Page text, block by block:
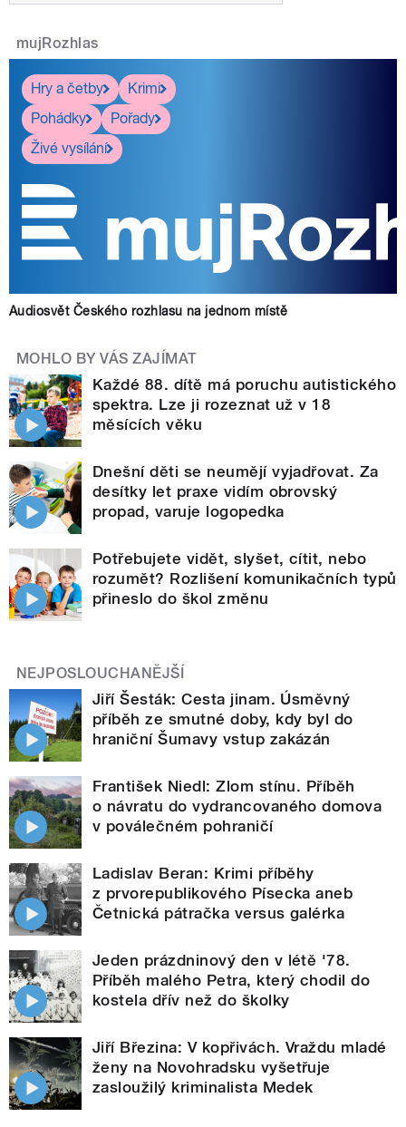
mujRozhlas
Hry a četby
Krimi
Pohádky
Pořady
Živé vysílání
Audiosvět Českého rozhlasu na jednom místě
MOHLO BY VÁS ZAJÍMAT
Každé 88. dítě má poruchu autistického
spektra. Lze ji rozeznat už v 18
měsících věku
Dnešní děti se neumějí vyjadřovat. Za
desítky let praxe vidím obrovský
propad, varuje logopedka
Potřebujete vidět, slyšet, cítit, nebo
rozumět? Rozlišení komunikačních typů
přineslo do škol změnu
NEJPOSLOUCHANĚJŠÍ
Jiří Šesták: Cesta jinam. Úsměvný
příběh ze smutné doby, kdy byl do
hraniční Šumavy vstup zakázán
František Niedl: Zlom stínu. Příběh
o návratu do vydrancovaného domova
v poválečném pohraničí
Ladislav Beran: Krimi příběhy
z prvorepublikového Písecka aneb
Četnická pátračka versus galérka
Jeden prázdninový den v létě '78.
Příběh malého Petra, který chodil do
kostela dřív než do školky
Jiří Březina: V kopřivách. Vraždu mladé
ženy na Novohradsku vyšetřuje
zasloužilý kriminalista Medek